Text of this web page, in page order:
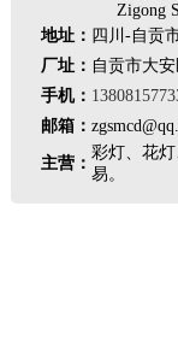
Zigong
地址： 四川-自贡
厂址： 自贡市大
手机：
邮箱：
主营：
彩灯、花
易。